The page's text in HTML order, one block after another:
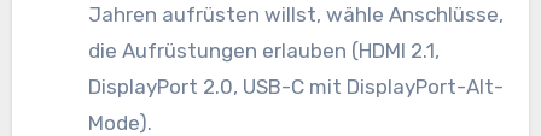
Jahren aufrüsten willst, wähle Anschlüsse,
die Aufrüstungen erlauben (HDMI 2.1,
DisplayPort 2.0, USB-C mit DisplayPort-Alt-
Mode).